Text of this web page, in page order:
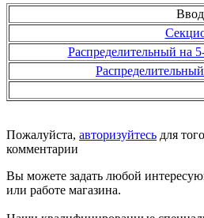
Распределительный на
Пожалуйста, авторизуйтесь для
комментарии
Вы можете задать любой
или работе магазина.